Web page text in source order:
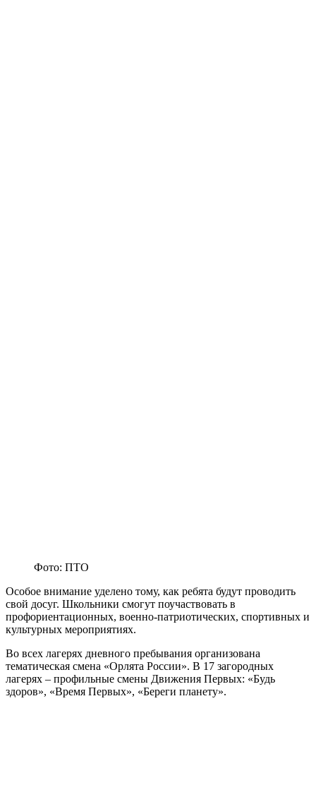
Фото: ПТО
Особое внимание уделено тому, как ребята будут проводить
свой досуг. Школьники смогут поучаствовать в
профориентационных, военно-патриотических, спортивных и
культурных мероприятиях.
Во всех лагерях дневного пребывания организована
тематическая смена «Орлята России». В 17 загородных
лагерях – профильные смены Движения Первых: «Будь
здоров», «Время Первых», «Береги планету».